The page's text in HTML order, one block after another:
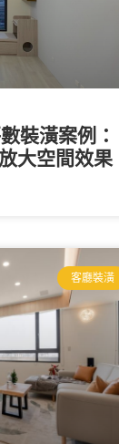
裝潢案例：
大空間效果
客廳裝潢